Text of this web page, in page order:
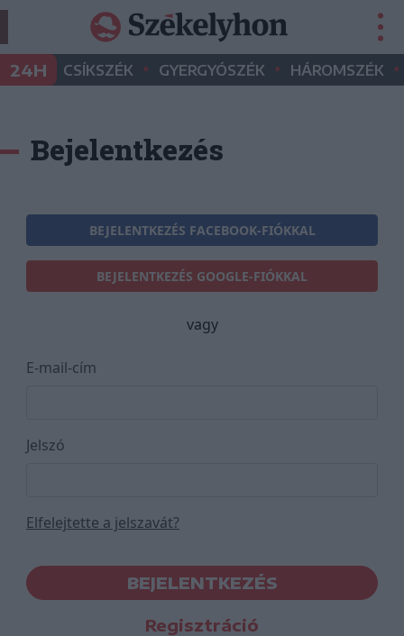
24H CSÍKSZÉK • GYERGYÓSZÉK • HÁROMSZÉK •
Bejelentkezés
BEJELENTKEZÉS FACEBOOK-FIÓKKAL
BEJELENTKEZÉS GOOGLE-FIÓKKAL
vagy
E-mail-cím
Jelszó
Elfelejtette a jelszavát?
BEJELENTKEZÉS
Regisztráció